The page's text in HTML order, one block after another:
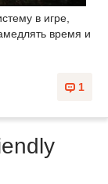
в игре,
время и
1